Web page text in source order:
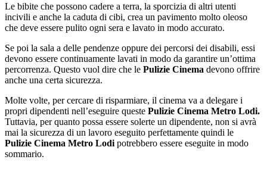
Le bibite che possono cadere a terra, la sporcizia di altri utenti
incivili e anche la caduta di cibi, crea un pavimento molto oleoso
che deve essere pulito ogni sera e lavato in modo accurato.
Se poi la sala a delle pendenze oppure dei percorsi dei disabili, essi
devono essere continuamente lavati in modo da garantire un’ottima
percorrenza. Questo vuol dire che le Pulizie Cinema devono offrire
anche una certa sicurezza.
Molte volte, per cercare di risparmiare, il cinema va a delegare i
propri dipendenti nell’eseguire queste Pulizie Cinema Metro Lodi.
Tuttavia, per quanto possa essere solerte un dipendente, non si avrà
mai la sicurezza di un lavoro eseguito perfettamente quindi le
Pulizie Cinema Metro Lodi potrebbero essere eseguite in modo
sommario.